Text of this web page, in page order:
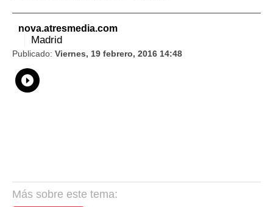
nova.atresmedia.com
Madrid
Publicado: Viernes, 19 febrero, 2016 14:48
Whatsapp
Compartir
Más sobre este tema: